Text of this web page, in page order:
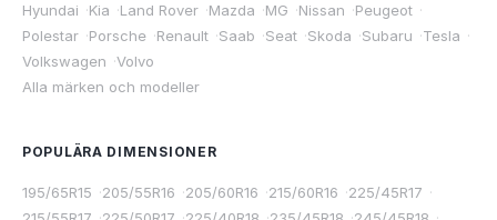
Hyundai ·Kia ·Land Rover ·Mazda ·MG ·Nissan ·Peugeot ·
Polestar ·Porsche ·Renault ·Saab ·Seat ·Skoda ·Subaru ·Tesla ·
Volkswagen ·Volvo
Alla märken och modeller
POPULÄRA DIMENSIONER
195/65R15 ·205/55R16 ·205/60R16 ·215/60R16 ·225/45R17 ·